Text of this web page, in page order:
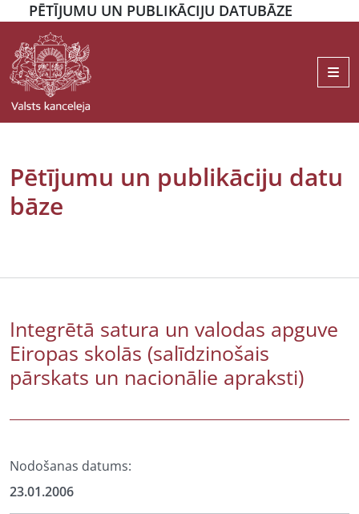
PĒTĪJUMU UN PUBLIKĀCIJU DATUBĀZE
Pētījumu un publikāciju datu
bāze
Integrētā satura un valodas apguve
Eiropas skolās (salīdzinošais
pārskats un nacionālie apraksti)
Nodošanas datums:
23.01.2006